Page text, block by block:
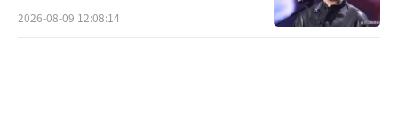
2026-08-09 12:08:14